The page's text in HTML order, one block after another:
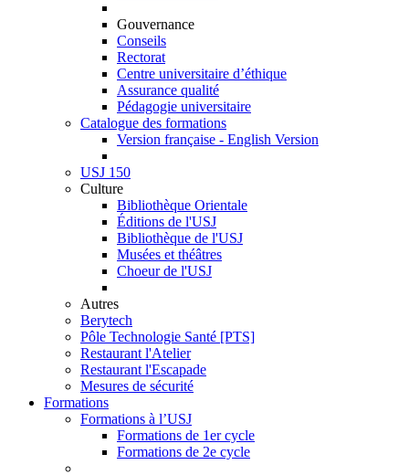
Gouvernance
Conseils
Rectorat
Centre universitaire d’éthique
Assurance qualité
Pédagogie universitaire
Catalogue des formations
Version française - English Version
USJ 150
Culture
Bibliothèque Orientale
Éditions de l'USJ
Bibliothèque de l'USJ
Musées et théâtres
Choeur de l'USJ
Autres
Berytech
Pôle Technologie Santé [PTS]
Restaurant l'Atelier
Restaurant l'Escapade
Mesures de sécurité
Formations
Formations à l’USJ
Formations de 1er cycle
Formations de 2e cycle